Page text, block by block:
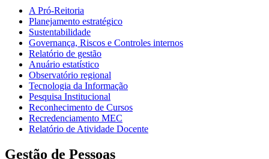
A Pró-Reitoria
Planejamento estratégico
Sustentabilidade
Governança, Riscos e Controles internos
Relatório de gestão
Anuário estatístico
Observatório regional
Tecnologia da Informação
Pesquisa Institucional
Reconhecimento de Cursos
Recredenciamento MEC
Relatório de Atividade Docente
Gestão de Pessoas